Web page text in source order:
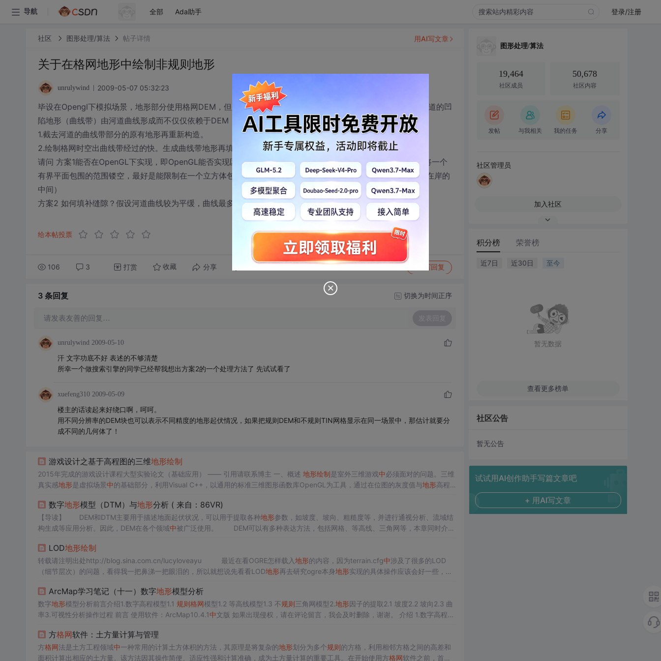
导航 全部 Ada助手 登录/注册
社区 图形处理/算法 帖子详情
关于在格网地形中绘制非规则地形
unrulywind 2009-05-07 05:32:23
毕设在Opengl下模拟场景，地形部分使用格网DEM，但是场景中有河道，要求对河道地形进行细化，导师要求河道的凹
陷地形（曲线带）由河道曲线形成而不仅仅依赖于DEM，我能想到的有两个方案。
1.截去河道的曲线带部分的原有地形再重新构造。
2.绘制格网时空出曲线带经过的快。生成曲线带地形再填补曲线带与绘制了格网部分间的缝隙
请问 方案1能否在OpenGL下实现，即OpenGL能否实现区域的裁剪，类似glClipPlane但要求只能裁剪指定区域(将一个
有界平面包围的范围镂空，最好是能限制在一个立方体包围盒内)，而不能将整个半边平面全都裁剪掉（因为河道在岸的
中间）
方案2 如何填补缝隙？假设河道曲线较为平缓，曲线最多和格网只会相交两次（一进一出）
给本帖投票
106 3 打赏 收藏 分享 写回复
用AI写文章
3 条回复 切换为时间正序
请发表友善的回复… 发表回复
unrulywind 2009-05-10
汗 文字功底不好 表述的不够清楚
所幸一个做搜索引擎的同学已经帮我想出方案2的一个处理方法了 先试试看了
xuefeng310 2009-05-09
楼主的话读起来好绕口啊，呵呵。
用不同分辨率的DEM块也可以表示不同精度的地形起伏情况，如果把规则DEM和不规则TIN网格显示在同一场景中，那估计就要分
成不同的几何体了！
游戏设计之基于高程图的三维地形绘制
2015年完成的游戏设计课程大型实验论文（基础应用） —— 引用请联系博主 一、概述 地形绘制是室外三维游戏中必须面对的问题。三维
真实感地形是虚拟场景 中的基础部分，利用Visual C++，以通用的标准三维图形函数库OpenGL为工具，通过在位图的灰度值与地形高程
实感...数字地形模型（DTM）与地形分析 ( 来自：86VR)
【导读】 DEM和DTM主要用于描述地面起伏状况，可以用于提取各种地形参数，如坡度、坡向、粗糙度等，并进行通视分析、流域结
构生成等应用分析。因此，DEM在各个领域中被广泛使用。 DEM可以有多种表达方法，包括网格、等高线、三角网等，本章同时介绍
LOD地形绘制
转载请注明出处http://blog.sina.com.cn/lucyloveayu 最近在看OGRE怎样载入地形的内容，因为terrain.cfg中涉及了很多的LOD
（细节层次）的问题，看得我一把鼻涕一把眼泪的，所以就想说先看看LOD地形再去研究ogre本身地形实现的具体操作应该会好一些，主
ArcMap学习笔记（十一）数字地形模型分析
数字地形模型分析前言介绍1.数字高程模型1.1 规则格网模型1.2 等高线模型1.3 不规则三角网模型2. 地形因子的提取2.1 坡度2.2 坡向2.3 曲
率3.可视性分析操作过程 前言 使用软件：ArcMap10.4.1中文版 如果出现侵权，请在评论留言，我会及时删除，谢谢。 介绍 1.数字高程模
方格网软件：土方量计算与管理
方格网法是土方工程领域中一种常用的计算土方体积的方法，其原理是将复杂的地形划分为多个规则的方格，利用相邻方格之间的高差和
面积计算出相应的土方量。该方法因其操作简便、适应性强和计算准确，成为土方量计算的重要工具。在开始使用方格网软件之前，首先
图形处理/算法
19,464
社区成员
50,678
社区内容
发帖 与我相关 我的任务 分享
社区管理员
加入社区
积分榜 荣誉榜
近7日 近30日 至今
暂无数据
查看更多榜单
社区公告
暂无公告
试试用AI创作助手写篇文章吧
+ 用AI写文章